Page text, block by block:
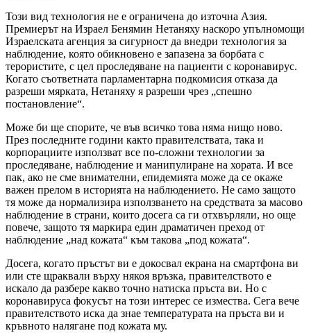
Този вид технология не е ограничена до източна Азия.
Премиерът на Израел Бенямин Нетаняху наскоро упълномощи
Израелската агенция за сигурност да внедри технология за
наблюдение, която обикновено е запазена за борбата с
терористите, с цел проследяване на пациенти с коронавирус.
Когато съответната парламентарна подкомисия отказа да
разреши мярката, Нетаняху я разреши чрез „спешно
постановление“.
Може би ще спорите, че във всичко това няма нищо ново.
През последните години както правителствата, така и
корпорациите използват все по-сложни технологии за
проследяване, наблюдение и манипулиране на хората. И все
пак, ако не сме внимателни, епидемията може да се окаже
важен прелом в историята на наблюдението. Не само защото
тя може да нормализира използването на средствата за масово
наблюдение в страни, които досега са ги отхвърляли, но още
повече, защото тя маркира един драматичен преход от
наблюдение „над кожата“ към такова „под кожата“.
Досега, когато пръстът ви е докосвал екрана на смартфона ви
или сте щраквали върху някоя връзка, правителството е
искало да разбере какво точно натиска пръста ви. Но с
коронавируса фокусът на този интерес се измества. Сега вече
правителството иска да знае температурата на пръста ви и
кръвното налягане под кожата му.